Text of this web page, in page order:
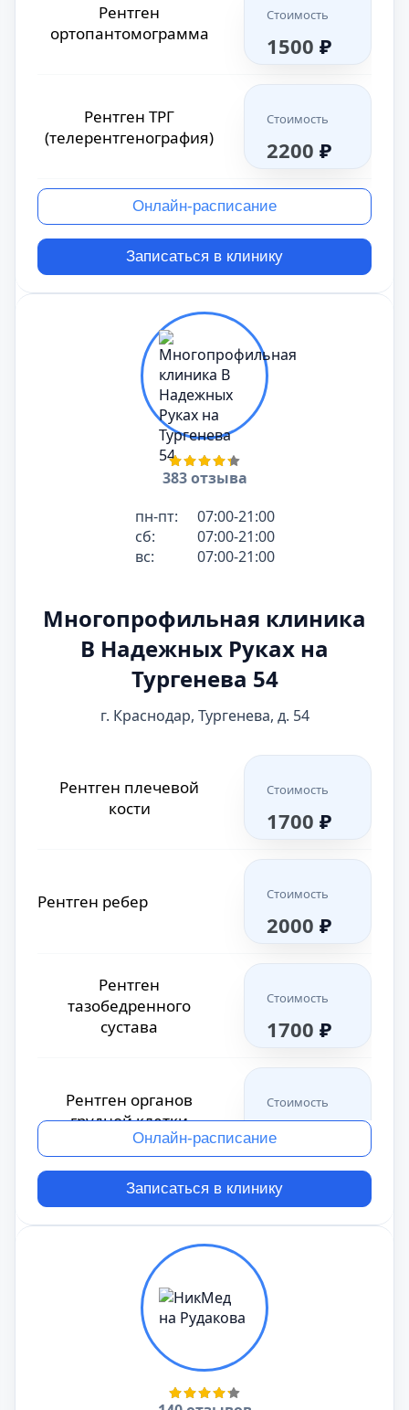
брюшной полости
гортани и трахеи
ортопантомограмма
коленного сустава
локтевого сустава
лучезапястного сустава
височно-нижнечелюстного сустава
плечевой кости
предплечья
бедра (бедренной кости)
грудного отдела позвоночника
носоглотки
лопатки
поясничного отдела позвоночника
крестца
ключицы
плечевого сустава
челюсти
Рентген
ортопантомограмма
Стоимость
1500 ₽
Рентген ТРГ
(телерентгенография)
Стоимость
2200 ₽
Онлайн-расписание
Записаться в клинику
383 отзыва
пн-пт:
07:00-21:00
сб:
07:00-21:00
вс:
07:00-21:00
Многопрофильная клиника
В Надежных Руках на
Тургенева 54
г. Краснодар, Тургенева, д. 54
Рентген плечевой
кости
Стоимость
1700 ₽
Рентген ребер Стоимость
2000 ₽
Рентген
тазобедренного
сустава
Стоимость
1700 ₽
Рентген органов
грудной клетки
Стоимость
1700
Рентген легких Стоимость
Рентген молочных
желез (маммография)
Стоимость
Онлайн-расписание
Записаться в клинику